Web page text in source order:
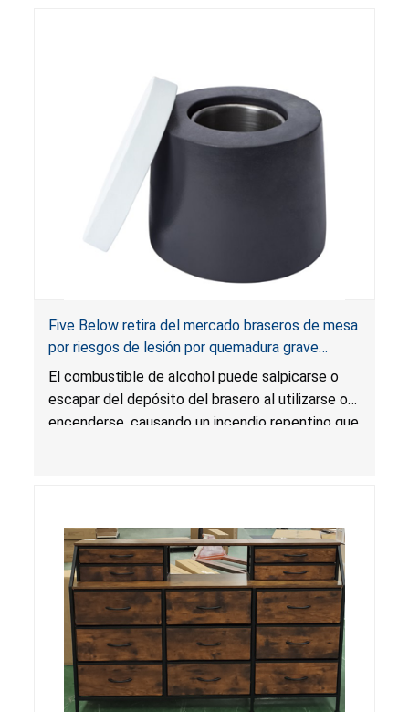
etiquetado para cortinas.
Five Below retira del mercado braseros de mesa
por riesgos de lesión por quemadura grave
causada por fogonazo e incendio
El combustible de alcohol puede salpicarse o
escapar del depósito del brasero al utilizarse o
encenderse, causando un incendio repentino que
incendio.